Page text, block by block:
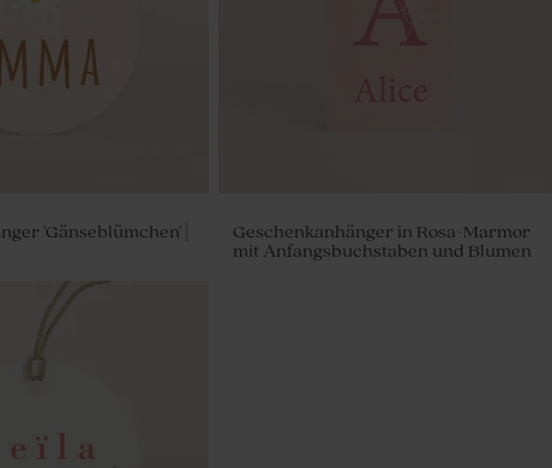
'Gänseblümchen' |
Geschenkanhänger in Rosa-Marmor
mit Anfangsbuchstaben und Blumen